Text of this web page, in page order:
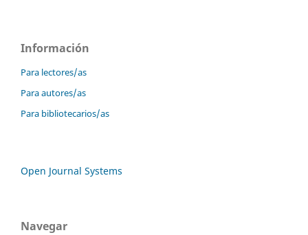
Información
Para lectores/as
Para autores/as
Para bibliotecarios/as
Open Journal Systems
Navegar